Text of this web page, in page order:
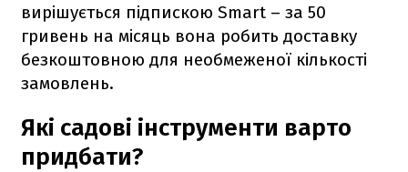
вирішується підпискою Smart – за 50
гривень на місяць вона робить доставку
безкоштовною для необмеженої кількості
замовлень.
Які садові інструменти варто
придбати?